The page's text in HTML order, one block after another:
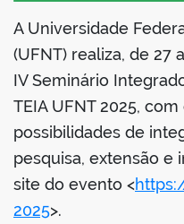
A Universidade
(UFNT) realiza, de 27
IV Seminário
TEIA UFNT 2025,
possibilidades de
pesquisa, extensão e
site do evento <
2025>.